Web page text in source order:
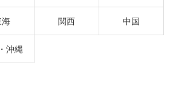
関西 中国
沖縄